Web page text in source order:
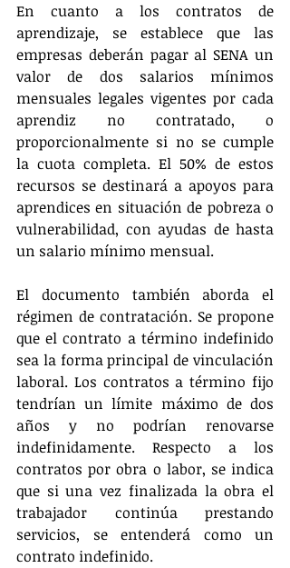
En cuanto a los contratos de
aprendizaje, se establece que las
empresas deberán pagar al SENA un
valor de dos salarios mínimos
mensuales legales vigentes por cada
aprendiz no contratado, o
proporcionalmente si no se cumple
la cuota completa. El 50% de estos
recursos se destinará a apoyos para
aprendices en situación de pobreza o
vulnerabilidad, con ayudas de hasta
un salario mínimo mensual.
El documento también aborda el
régimen de contratación. Se propone
que el contrato a término indefinido
sea la forma principal de vinculación
laboral. Los contratos a término fijo
tendrían un límite máximo de dos
años y no podrían renovarse
indefinidamente. Respecto a los
contratos por obra o labor, se indica
que si una vez finalizada la obra el
trabajador continúa prestando
servicios, se entenderá como un
contrato indefinido.